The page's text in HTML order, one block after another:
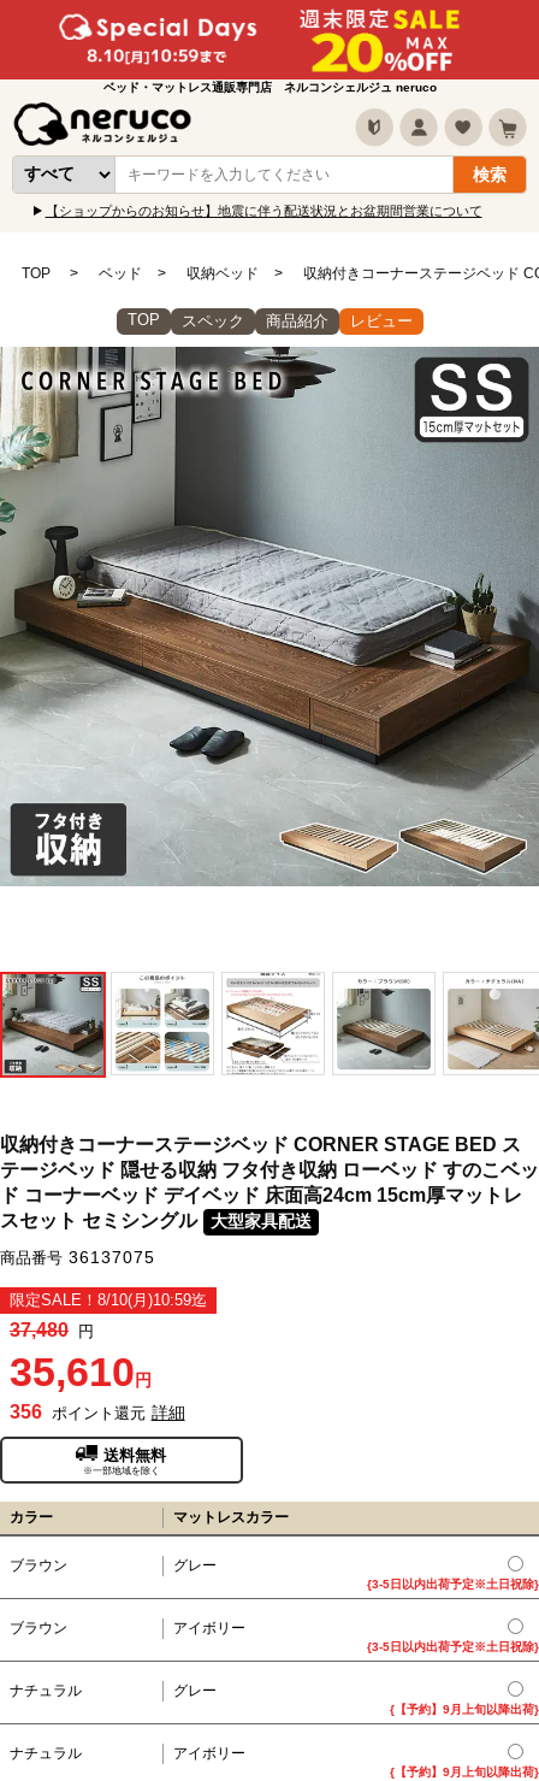
ベッド・マットレス通販専門店 ネルコンシェルジュ neruco
【ショップからのお知らせ】地震に伴う配送状況とお盆期間営業について
TOP ベッド 収納ベッド 収納付きコーナーステージベッド
TOP スペック 商品紹介 レビュー
収納付きコーナーステージベッド CORNER STAGE BED ス
テージベッド 隠せる収納 フタ付き収納 ローベッド すのこベッ
ド コーナーベッド デイベッド 床面高24cm 15cm厚マットレ
スセット セミシングル
大型家具配送
商品番号 36137075
限定SALE！8/10(月)10:59迄
37,480 円
35,610 円
356 ポイント還元 詳細
送料無料
※一部地域を除く
カラー マットレスカラー
ブラウン グレー
{3-5日以内出荷予定※土日祝除}
ブラウン アイボリー
{3-5日以内出荷予定※土日祝除}
ナチュラル グレー
{【予約】9月上旬以降出荷}
ナチュラル アイボリー
{【予約】9月上旬以降出荷}